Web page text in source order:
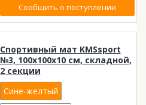
Сообщить о поступлении
Спортивный мат KMSsport
№3, 100х100х10 см, складной,
2 секции
Сине-желтый